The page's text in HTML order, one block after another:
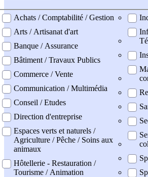
professionel
Achats / Comptabilité / Gestion
Arts / Artisanat d'art
Banque / Assurance
Bâtiment / Travaux Publics
Commerce / Vente
Communication / Multimédia
Conseil / Etudes
Direction d'entreprise
Espaces verts et naturels /
Agriculture / Pêche / Soins aux
animaux
Hôtellerie - Restauration /
Tourisme / Animation